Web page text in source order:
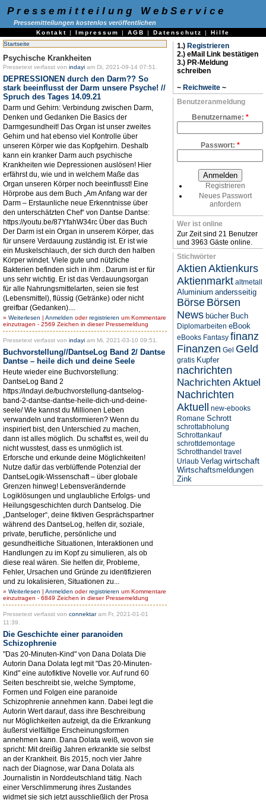
Pressemitteilung WebService
Pressemitteilungen kostenlos veröffentlichen
Kontakt | Impressum | AGB | Datenschutz | Hilfe
Startseite
Psychische Krankheiten
Pressetext verfasst von indayi am Di, 2021-09-14 07:51.
DEPRESSIONEN durch den Darm?? So
stark beeinflusst der Darm unsere Psyche! //
Spruch des Tages 14.09.21
Darm und Gehirn: Verbindung zwischen Darm,
Denken und Gedanken Die Basics der
Darmgesundheit! Das Organ ist unser zweites
Gehirn und hat ebenso viel Kontrolle über
unseren Körper wie das Kopfgehirn. Deshalb
kann ein kranker Darm auch psychische
Krankheiten wie Depressionen auslösen! Hier
erfährst du, wie und in welchem Maße das
Organ unseren Körper noch beeinflusst! Eine
Hörprobe aus dem Buch „Am Anfang war der
Darm – Erstaunliche neue Erkenntnisse über
den unterschätzten Chef“ von Dantse Dantse:
https://youtu.be/87YfahW34rc Über das Buch
Der Darm ist ein Organ in unserem Körper, das
für unsere Verdauung zuständig ist. Er ist wie
ein Muskelschlauch, der sich durch den halben
Körper windet. Viele gute und nützliche
Bakterien befinden sich in ihm . Darum ist er für
uns sehr wichtig. Er ist das Verdauungsorgan
für alle Nahrungsmittelarten, seien sie fest
(Lebensmittel), flüssig (Getränke) oder nicht
greifbar (Gedanken)....
» Weiterlesen | Anmelden oderregistrieren um Kommentare
einzutragen - 2569 Zeichen in dieser Pressemeldung
Pressetext verfasst von indayi am Mi, 2021-03-10 09:51.
Buchvorstellung//DantseLog Band 2/ Dantse
Dantse – heile dich und deine Seele
Heute wieder eine Buchvorstellung:
DantseLog Band 2
https://indayi.de/buchvorstellung-dantselog-
band-2-dantse-dantse-heile-dich-und-deine-
seele/ Wie kannst du Millionen Leben
verwandeln und transformieren? Wenn du
inspiriert bist, den Unterschied zu machen,
dann ist alles möglich. Du schaffst es, weil du
nicht wusstest, dass es unmöglich ist.
Erforsche und erkunde deine Möglichkeiten!
Nutze dafür das verblüffende Potenzial der
DantseLogik-Wissenschaft – über globale
Grenzen hinweg! Lebensverändernde
Logiklösungen und unglaubliche Erfolgs- und
Heilungsgeschichten durch Dantselog. Die
„Dantseloger“, deine fiktiven Gesprächspartner
während des DantseLog, helfen dir, soziale,
private, berufliche, persönliche und
gesundheitliche Situationen, Interaktionen und
Handlungen zu im Kopf zu simulieren, als ob
diese real wären. Sie helfen dir, Probleme,
Fehler, Ursachen und Gründe zu identifizieren
und zu lokalisieren, Situationen zu...
» Weiterlesen | Anmelden oderregistrieren um Kommentare
einzutragen - 6849 Zeichen in dieser Pressemeldung
Pressetext verfasst von connektaram Fr, 2021-01-01
11:39.
Die Geschichte einer paranoiden
Schizophrenie
"Das 20-Minuten-Kind" von Dana Dolata Die
Autorin Dana Dolata legt mit "Das 20-Minuten-
Kind" eine autofiktive Novelle vor. Auf rund 60
Seiten beschreibt sie, welche Symptome,
Formen und Folgen eine paranoide
Schizophrenie annehmen kann. Dabei legt die
Autorin Wert darauf, dass ihre Beschreibung
nur Möglichkeiten aufzeigt, da die Erkrankung
äußerst vielfältige Erscheinungsformen
annehmen kann. Dana Dolata weiß, wovon sie
spricht: Mit dreißig Jahren erkrankte sie selbst
an der Krankheit. Bis 2015, noch vier Jahre
nach der Diagnose, war Dana Dolata als
Journalistin in Norddeutschland tätig. Nach
einer Verschlimmerung ihres Zustandes
widmet sie sich jetzt ausschließlich der Prosa
1.) Registrieren
2.) eMail Link bestätigen
3.) PR-Meldung
schreiben
~ Reichweite ~
Benutzeranmeldung
Benutzername: *
Passwort: *
Registrieren
Neues Passwort
anfordern
Wer ist online
Zur Zeit sind 21 Benutzer
und 3963 Gäste online.
Stichwörter
Aktien Aktienkurs
Aktienmarkt altmetall
Aluminium andersseitig
Börse Börsen
News bücher Buch
Diplomarbeiten eBook
eBooks Fantasy finanz
Finanzen Gel Geld
gratis Kupfer
nachrichten
Nachrichten Aktuel
Nachrichten
Aktuell
new-ebooks
Romane Schrott
schrottabholung
Schrottankauf
schrottdemontage
Schrotthandel travel
Urlaub Verlag wirtschaft
Wirtschaftsmeldungen
Zink